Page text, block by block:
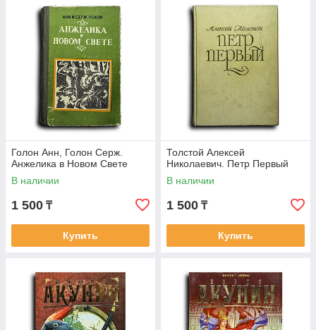
Голон Анн, Голон Серж.
Анжелика в Новом Свете
В наличии
1 500 ₸
Купить
Толстой Алексей
Николаевич. Петр Первый
В наличии
1 500 ₸
Купить